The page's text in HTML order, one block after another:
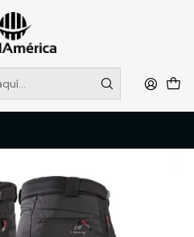
EN TIENDA, DESDE
más
TECNICA Y CORPORATIVA
DE TRABAJO
ALTITUDE, NEGRO, S, LEGEND